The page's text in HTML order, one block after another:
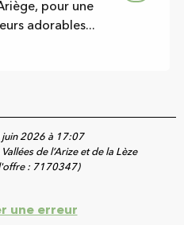
pour une
adorables...
juin 2026 à 17:07
de l’Arize et de la Lèze
: 7170347)
une erreur